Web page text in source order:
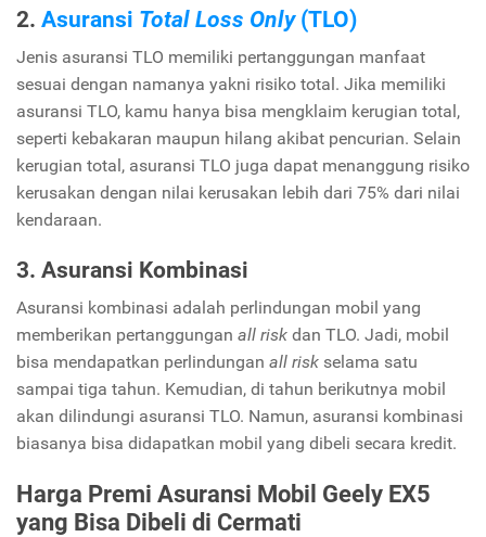
2. Asuransi Total Loss Only(TLO)
Jenis asuransi TLO memiliki pertanggungan manfaat
sesuai dengan namanya yakni risiko total. Jika memiliki
asuransi TLO, kamu hanya bisa mengklaim kerugian total,
seperti kebakaran maupun hilang akibat pencurian. Selain
kerugian total, asuransi TLO juga dapat menanggung risiko
kerusakan dengan nilai kerusakan lebih dari 75% dari nilai
kendaraan.
3. Asuransi Kombinasi
Asuransi kombinasi adalah perlindungan mobil yang
memberikan pertanggungan all risk dan TLO. Jadi, mobil
bisa mendapatkan perlindungan all risk selama satu
sampai tiga tahun. Kemudian, di tahun berikutnya mobil
akan dilindungi asuransi TLO. Namun, asuransi kombinasi
biasanya bisa didapatkan mobil yang dibeli secara kredit.
Harga Premi Asuransi Mobil Geely EX5
yang Bisa Dibeli di Cermati